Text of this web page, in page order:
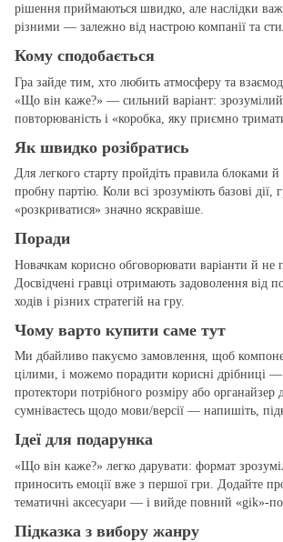
рішення приймаються швидко, але наслідки
різними — залежно від настрою компанії та
Кому сподобається
Гра зайде тим, хто любить атмосферу та
«Що він каже?» — сильний варіант:
повторюваність і «коробка, яку приємно
Як швидко розібратись
Для легкого старту пройдіть правила блоками й
пробну партію. Коли всі зрозуміють базові дії,
«розкриватися» значно яскравіше.
Поради
Новачкам корисно обговорювати варіанти й не
Досвідчені гравці отримають задоволення від
ходів і різних стратегій на гру.
Чому варто купити саме тут
Ми дбайливо пакуємо замовлення, щоб
цілими, і можемо порадити корисні дрібниці
протектори потрібного розміру або
сумніваєтесь щодо мови/версії — напишіть,
Ідеї для подарунка
«Що він каже?» легко дарувати: формат
приносить емоції вже з першої гри. Додайте
тематичні аксесуари — і вийде повний
Підказка з вибору жанру